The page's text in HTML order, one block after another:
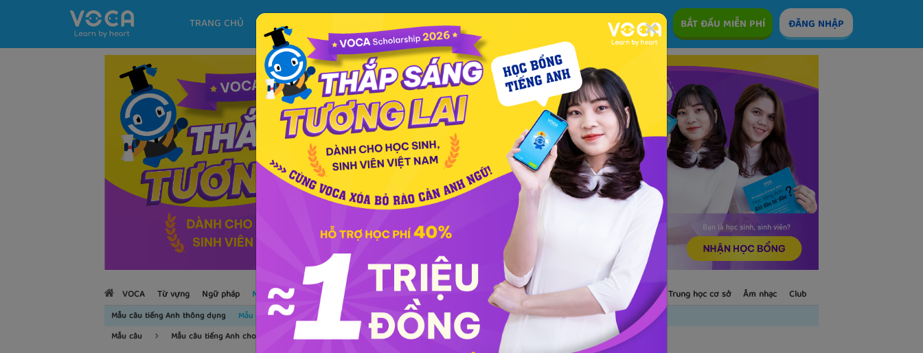
ĐĂNG NHẬP
BẮT ĐẦU MIỄN PHÍ
XEM THÊM
PREMIUM
PHƯƠNG PHÁP
KHÓA HỌC
TRANG CHỦ
VOCA Từ vựng Ngữ pháp Mẫu câu Học phát âm Giao tiếp Luyện viết Phổ thông Luyện nói TOEIC IELTS Trẻ em Trung học cơ sở Âm nhạc Club
Mẫu câu tiếng Anh thông dụng Mẫu câu tiếng Anh cho người đi làm
Mẫu câu tiếng Anh giao tiếp
Mẫu câu
Mẫu câu tiếng Anh cho người đi làm